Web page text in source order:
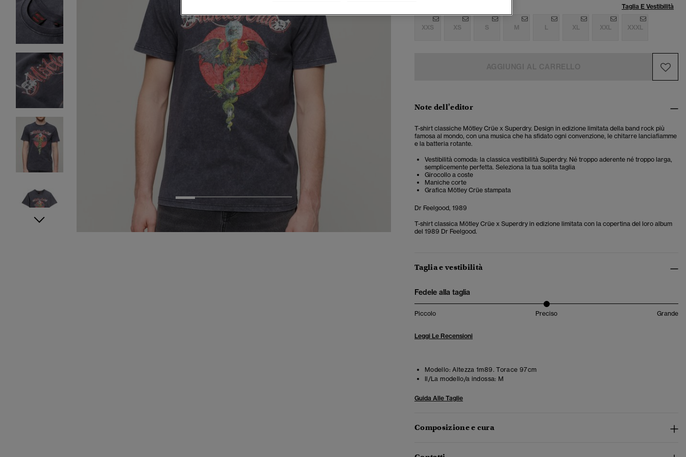
Taglia E Vestibilità
XXS XS S M L XL XXL XXXL
Note dell'editor
T-shirt classiche Mötley Crüe x Superdry. Design in edizione limitata della band rock più
famosa al mondo, con una musica che ha sfidato ogni convenzione, le chitarre lanciafiamme
e la batteria rotante.
Vestibilità comoda: la classica vestibilità Superdry. Né troppo aderente né troppo larga,
semplicemente perfetta. Seleziona la tua solita taglia
Girocollo a coste
Maniche corte
Grafica Mötley Crüe stampata
Dr Feelgood, 1989
T-shirt classica Mötley Crüe x Superdry in edizione limitata con la copertina del loro album
del 1989 Dr Feelgood.
Taglia e vestibilità
Fedele alla taglia
Piccolo Preciso Grande
Leggi Le Recensioni
Modello: Altezza 1m89. Torace 97cm
Il/La modello/a indossa: M
Guida Alle Taglie
Composizione e cura